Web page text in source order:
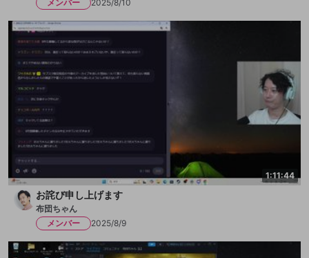
メンバー
2025/8/10
1:11:44
お詫び申し上げます
布団ちゃん
メンバー
2025/8/9
改造版・海賊版ソフトの配信
政治的・宗教的・人種的な内容
その他の問題